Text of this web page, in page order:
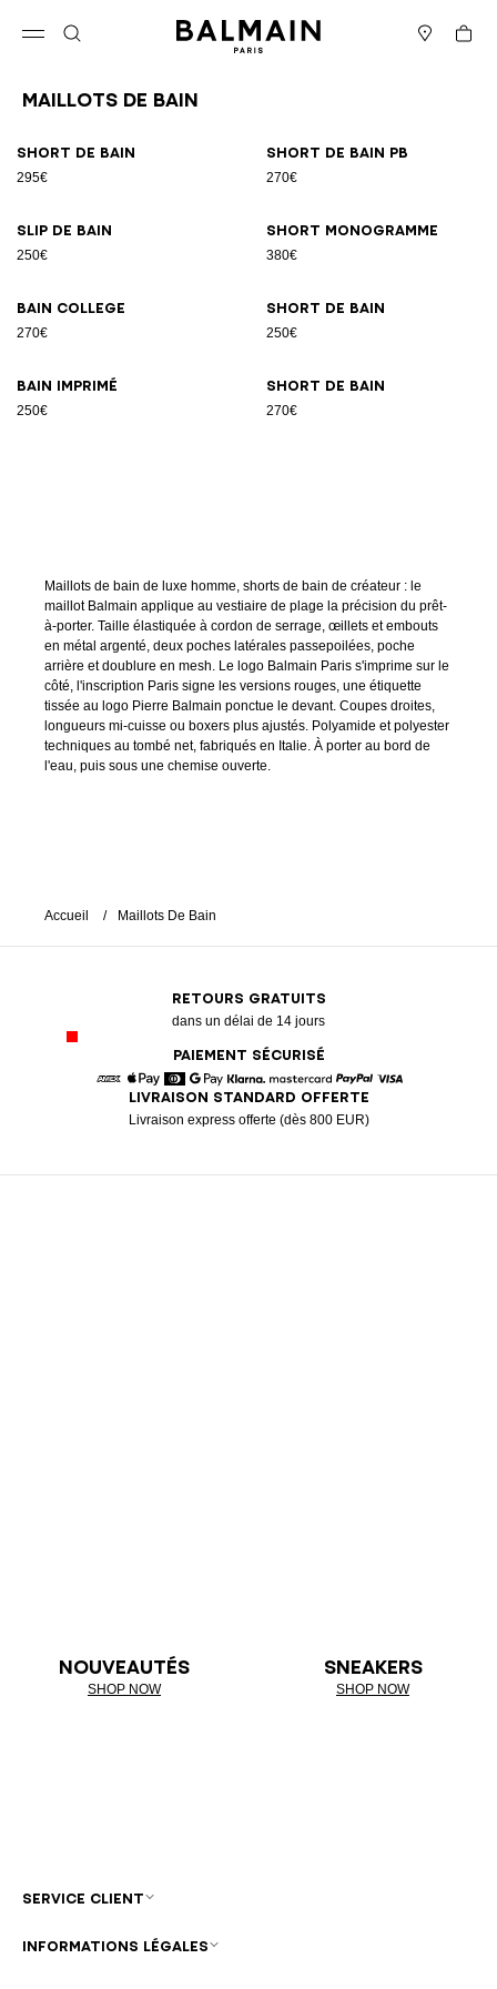
Panier
Maillots De Bain
Short de bain
295€
Short de bain PB
270€
Slip de bain
250€
Short Monogramme
380€
Bain College
270€
Short de bain
250€
Bain imprimé
250€
Short de bain
270€
Maillots de bain de luxe homme, shorts de bain de créateur : le
maillot Balmain applique au vestiaire de plage la précision du prêt-
à-porter. Taille élastiquée à cordon de serrage, œillets et embouts
en métal argenté, deux poches latérales passepoilées, poche
arrière et doublure en mesh. Le logo Balmain Paris s'imprime sur le
côté, l'inscription Paris signe les versions rouges, une étiquette
tissée au logo Pierre Balmain ponctue le devant. Coupes droites,
longueurs mi-cuisse ou boxers plus ajustés. Polyamide et polyester
techniques au tombé net, fabriqués en Italie. À porter au bord de
l'eau, puis sous une chemise ouverte.
Accueil Maillots De Bain
RETOURS GRATUITS
dans un délai de 14 jours
PAIEMENT SÉCURISÉ
American Express
Apple Pay
DinersGoogle Pay
Klarna MastercardPaypal
LIVRAISON STANDARD OFFERTE
Livraison express offerte (dès 800 EUR)
NOUVEAUTÉS
SHOP NOW
SNEAKERS
SHOP NOW
SERVICE CLIENT
INFORMATIONS LÉGALES